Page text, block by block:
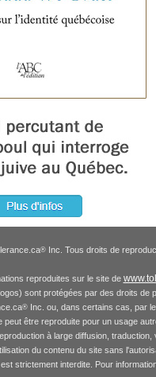
®Inc. Tous droits de
reproduites sur le site de
sont protégées par des droits de
® Inc. ou, dans certains cas, par
peut être reproduite pour un usage
à large diffusion, traduction,
du contenu du site sans
est strictement interdite. Pour